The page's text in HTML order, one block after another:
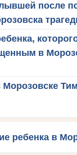
после
в
ребенка в